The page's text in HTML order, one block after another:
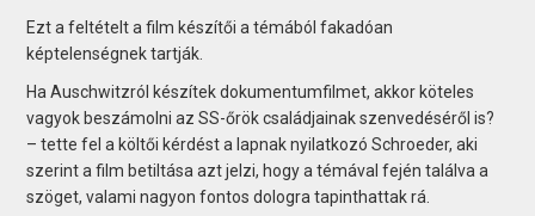
Ezt a feltételt a film készítői a témából fakadóan
képtelenségnek tartják.
Ha Auschwitzról készítek dokumentumfilmet, akkor köteles
vagyok beszámolni az SS-őrök családjainak szenvedéséről is?
– tette fel a költői kérdést a lapnak nyilatkozó Schroeder, aki
szerint a film betiltása azt jelzi, hogy a témával fején találva a
szöget, valami nagyon fontos dologra tapinthattak rá.